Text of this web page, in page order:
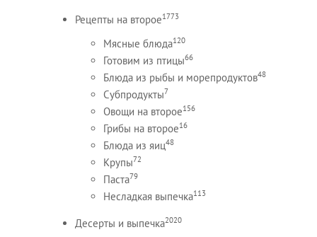
Рецепты на второе1773
Мясные блюда120
Готовим из птицы66
Блюда из рыбы и морепродуктов48
Субпродукты7
Овощи на второе156
Грибы на второе16
Блюда из яиц48
Крупы72
Паста79
Несладкая выпечка113
Десерты и выпечка2020